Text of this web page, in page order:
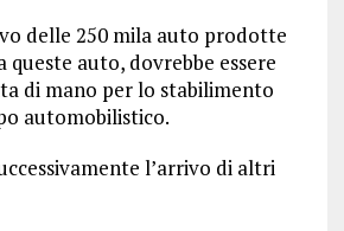
delle 250 mila auto prodotte
queste auto, dovrebbe essere
di mano per lo stabilimento
automobilistico.
l’arrivo di altri